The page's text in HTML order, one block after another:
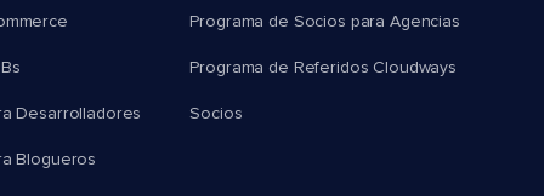
Desarrolladores
Blogueros
Programa de Socios para Agencias
Programa de Referidos Cloudways
Socios